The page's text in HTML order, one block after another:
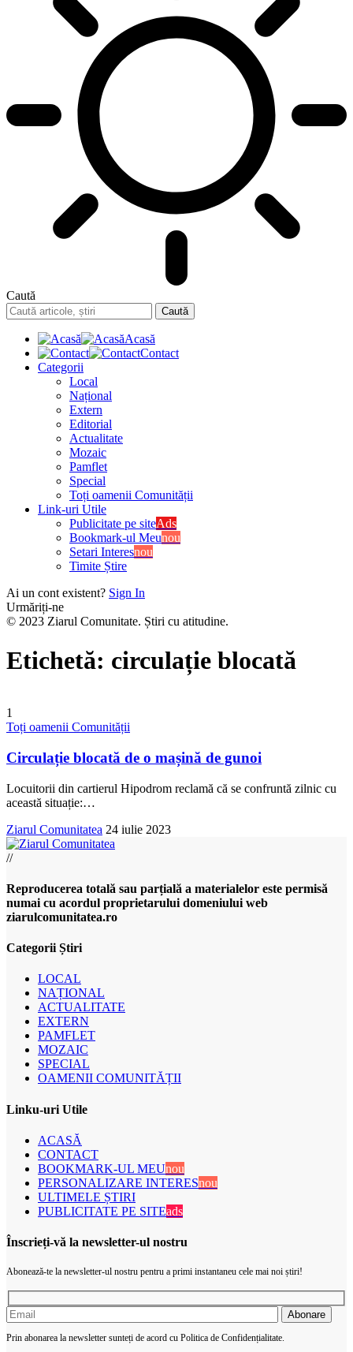
Caută
Acasă
Contact
Categorii
Local
Național
Extern
Editorial
Actualitate
Mozaic
Pamflet
Special
Toți oamenii Comunității
Link-uri Utile
Publicitate pe siteAds
Bookmark-ul Meunou
Setari Interesnou
Timite Știre
Ai un cont existent? Sign In
Urmăriți-ne
© 2023 Ziarul Comunitate. Știri cu atitudine.
Etichetă: circulație blocată
1
Toți oamenii Comunității
Circulație blocată de o mașină de gunoi
Locuitorii din cartierul Hipodrom reclamă că se confruntă zilnic cu
această situație:…
Ziarul Comunitatea 24 iulie 2023
//
Reproducerea totală sau parțială a materialelor este permisă
numai cu acordul proprietarului domeniului web
ziarulcomunitatea.ro
Categorii Știri
LOCAL
NAȚIONAL
ACTUALITATE
EXTERN
PAMFLET
MOZAIC
SPECIAL
OAMENII COMUNITĂȚII
Linku-uri Utile
ACASĂ
CONTACT
BOOKMARK-UL MEUnou
PERSONALIZARE INTERESnou
ULTIMELE ȘTIRI
PUBLICITATE PE SITEads
Înscrieți-vă la newsletter-ul nostru
Abonează-te la newsletter-ul nostru pentru a primi instantaneu cele mai noi știri!
Prin abonarea la newsletter sunteți de acord cu Politica de Confidențialitate.